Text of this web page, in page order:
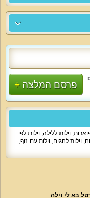
פרסם המלצה
, וילות ללילה, וילות לפי
, וילות לחגים, וילות עם נוף,